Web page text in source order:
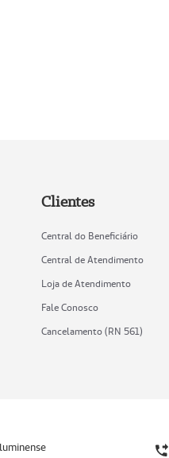
Clientes
Central do Beneficiário
Central de Atendimento
Loja de Atendimento
Fale Conosco
Cancelamento (RN 561)